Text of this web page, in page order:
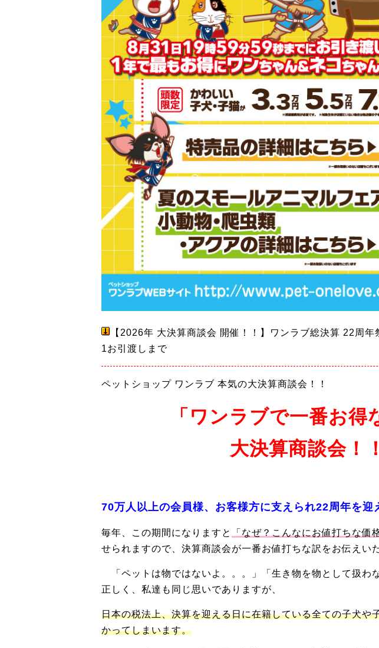
【2026年 大決算商談会 開催！！】ワンラブ総決算 22周
1お引渡しまで
ペットショップ ワンラブ 本気の大決算商談会！！
「ワンラブで一番お得
大決算商談会！！
70万人以上の会員様、お客様方に支えられ22周年を
毎年、この期間になりますと 「なぜ？こんなにお値打ちな価
せられますので、決算商談会が一番お値打ちな訳をお伝えい
「ペットは物ではないよ。。。」「生き物を物として扱わ
正しく、私達も同じ思いでありますが、
日本の税法上、決算を迎える日に在籍している全ての子犬や
かってしまいます。